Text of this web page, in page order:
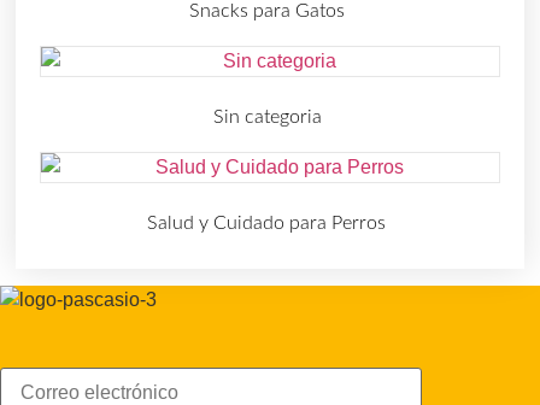
Snacks para Gatos
Sin categoria
Salud y Cuidado para Perros